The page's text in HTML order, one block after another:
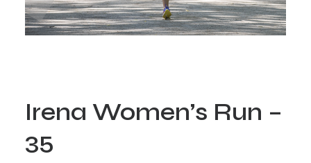
Irena Women’s Run –
35